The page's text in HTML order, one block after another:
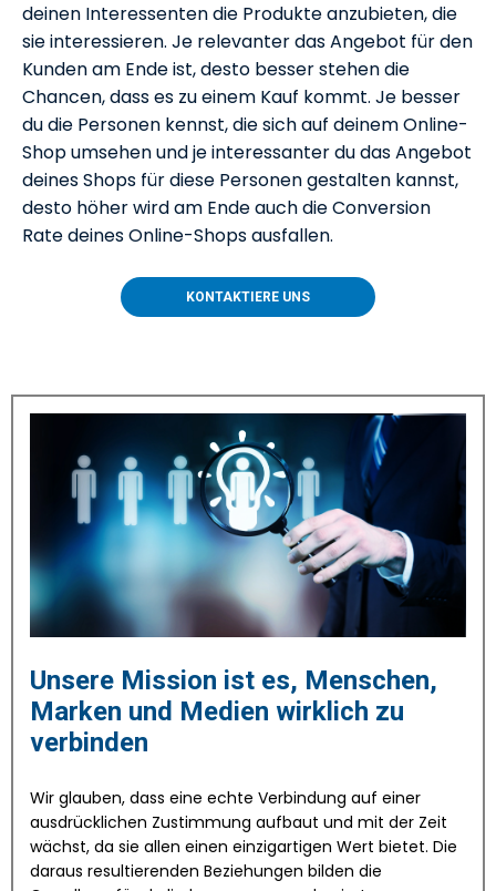
deinen Interessenten die Produkte anzubieten, die
sie interessieren. Je relevanter das Angebot für den
Kunden am Ende ist, desto besser stehen die
Chancen, dass es zu einem Kauf kommt. Je besser
du die Personen kennst, die sich auf deinem Online-
Shop umsehen und je interessanter du das Angebot
deines Shops für diese Personen gestalten kannst,
desto höher wird am Ende auch die Conversion
Rate deines Online-Shops ausfallen.
KONTAKTIERE UNS
Unsere Mission ist es, Menschen,
Marken und Medien wirklich zu
verbinden
Wir glauben, dass eine echte Verbindung auf einer
ausdrücklichen Zustimmung aufbaut und mit der Zeit
wächst, da sie allen einen einzigartigen Wert bietet. Die
daraus resultierenden Beziehungen bilden die